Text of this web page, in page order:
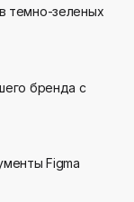
темно-зеленых
бренда с
Figma